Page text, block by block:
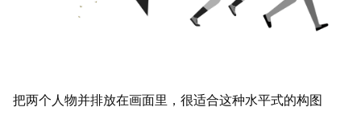
把两个人物并排放在画面里，很适合这种水平式的构图